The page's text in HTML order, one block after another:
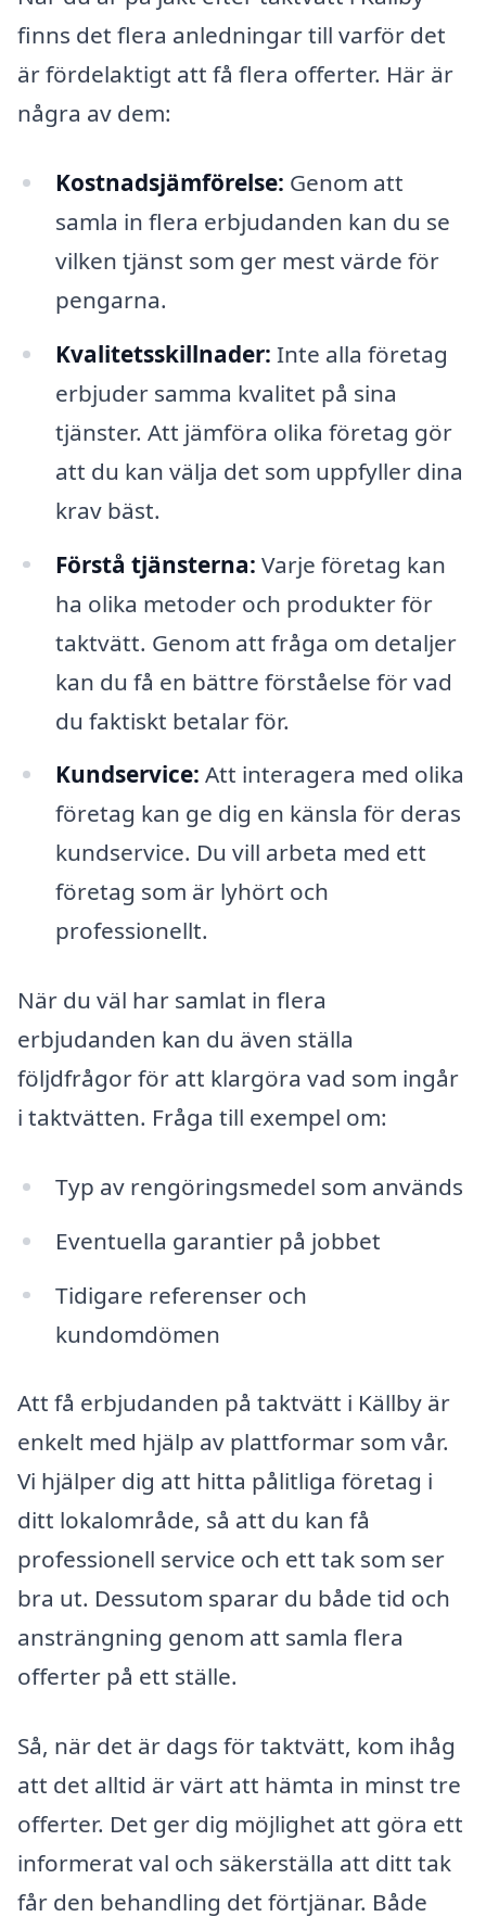
finns det flera anledningar till varför det
är fördelaktigt att få flera offerter. Här är
några av dem:
Kostnadsjämförelse: Genom att
samla in flera erbjudanden kan du se
vilken tjänst som ger mest värde för
pengarna.
Kvalitetsskillnader: Inte alla företag
erbjuder samma kvalitet på sina
tjänster. Att jämföra olika företag gör
att du kan välja det som uppfyller dina
krav bäst.
Förstå tjänsterna: Varje företag kan
ha olika metoder och produkter för
taktvätt. Genom att fråga om detaljer
kan du få en bättre förståelse för vad
du faktiskt betalar för.
Kundservice: Att interagera med olika
företag kan ge dig en känsla för deras
kundservice. Du vill arbeta med ett
företag som är lyhört och
professionellt.
När du väl har samlat in flera
erbjudanden kan du även ställa
följdfrågor för att klargöra vad som ingår
i taktvätten. Fråga till exempel om:
Typ av rengöringsmedel som används
Eventuella garantier på jobbet
Tidigare referenser och
kundomdömen
Att få erbjudanden på taktvätt i Källby är
enkelt med hjälp av plattformar som vår.
Vi hjälper dig att hitta pålitliga företag i
ditt lokalområde, så att du kan få
professionell service och ett tak som ser
bra ut. Dessutom sparar du både tid och
ansträngning genom att samla flera
offerter på ett ställe.
Så, när det är dags för taktvätt, kom ihåg
att det alltid är värt att hämta in minst tre
offerter. Det ger dig möjlighet att göra ett
informerat val och säkerställa att ditt tak
får den behandling det förtjänar. Både